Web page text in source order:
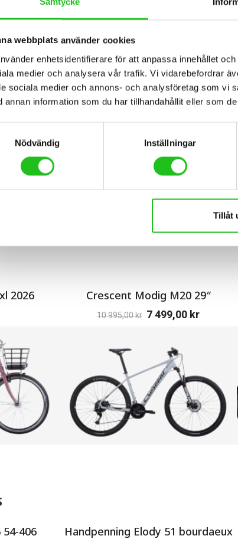
webbplats använder cookies
enhetsidentifierare för att anpassa innehållet
medier och analysera vår trafik. Vi vidarebefordrar
sociala medier och annons- och analysföretag som vi
annan information som du har tillhandahållit eller som
Nödvändig
Inställningar
Tillåt
är cykelns stomme. Den ska hålla i tusentals mil och bära
må bra i våra nordiska förhållanden med sol, regn, snö,
och ett erfaret team av konstruktörer som utvecklar
Hur geometrin ser ut beror på vem som
Cyklarna testas och testas igen med hjälp av
Crescent i en av världens största cykelkoncerner. Tack
växlar, bromssystem och andra komponenter från de
av cykelkomponenter, sedan dom startade
några av dem bästa komponenterna på marknaden.
Shimano cykelskor, Shimano cykelglasögon och Shimano
2026 Crescent Modig M20 29″
10 995,00kr 7 499,00 kr
54-406 Handpenning Elody 51 bourdaeux